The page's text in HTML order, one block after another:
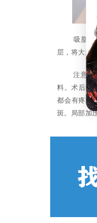
吸脂瘦大
层，将大腿
注意事项
料。术后伤
都会有疼痛
斑。局部加